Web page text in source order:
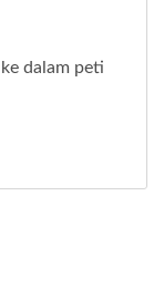
dalam peti